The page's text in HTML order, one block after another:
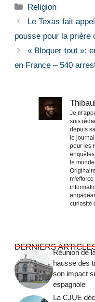
Catégories
Religion
Le Texas fait
pousse pour la prière
« Bloquer tout »:
en France – 540
Je
suis
depuis
le
pour les
le
curiosité
DERNIERS
Réunion de
hausse des
son impact
espagnole
La CJUE